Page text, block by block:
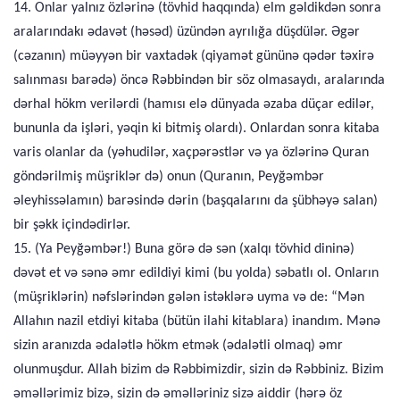
14. Onlar yalnız özlərinə (tövhid haqqında) elm gəldikdən sonra
aralarındakı ədavət (həsəd) üzündən ayrılığa düşdülər. Əgər
(cəzanın) müəyyən bir vaxtadək (qiyamət gününə qədər təxirə
salınması barədə) öncə Rəbbindən bir söz olmasaydı, aralarında
dərhal hökm verilərdi (hamısı elə dünyada əzaba düçar edilər,
bununla da işləri, yəqin ki bitmiş olardı). Onlardan sonra kitaba
varis olanlar da (yəhudilər, xaçpərəstlər və ya özlərinə Quran
göndərilmiş müşriklər də) onun (Quranın, Peyğəmbər
əleyhissəlamın) barəsində dərin (başqalarını da şübhəyə salan)
bir şəkk içindədirlər.
15. (Ya Peyğəmbər!) Buna görə də sən (xalqı tövhid dininə)
dəvət et və sənə əmr edildiyi kimi (bu yolda) səbatlı ol. Onların
(müşriklərin) nəfslərindən gələn istəklərə uyma və de: “Mən
Allahın nazil etdiyi kitaba (bütün ilahi kitablara) inandım. Mənə
sizin aranızda ədalətlə hökm etmək (ədalətli olmaq) əmr
olunmuşdur. Allah bizim də Rəbbimizdir, sizin də Rəbbiniz. Bizim
əməllərimiz bizə, sizin də əməlləriniz sizə aiddir (hərə öz